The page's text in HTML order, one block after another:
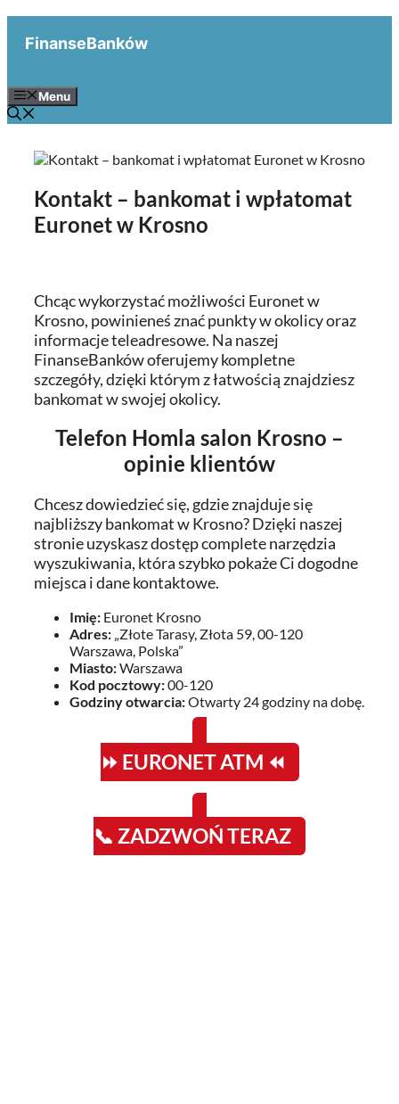
FinanseBanków
Menu
Kontakt – bankomat i wpłatomat
Euronet w Krosno
Chcąc wykorzystać możliwości Euronet w
Krosno, powinieneś znać punkty w okolicy oraz
informacje teleadresowe. Na naszej
FinanseBanków oferujemy kompletne
szczegóły, dzięki którym z łatwością znajdziesz
bankomat w swojej okolicy.
Telefon Homla salon Krosno –
opinie klientów
Chcesz dowiedzieć się, gdzie znajduje się
najbliższy bankomat w Krosno? Dzięki naszej
stronie uzyskasz dostęp complete narzędzia
wyszukiwania, która szybko pokaże Ci dogodne
miejsca i dane kontaktowe.
Imię: Euronet Krosno
Adres: „Złote Tarasy, Złota 59, 00-120
Warszawa, Polska”
Miasto:Warszawa
Kod pocztowy:00-120
Godziny otwarcia:Otwarty 24 godziny na dobę.
⏩ EURONET ATM ⏪
📞 ZADZWOŃ TERAZ